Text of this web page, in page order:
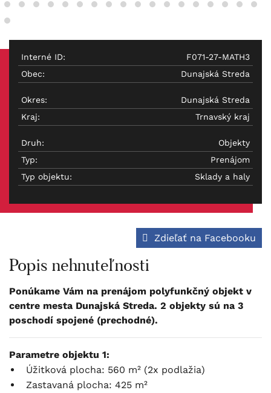
Interné ID:
F071-27-MATH3
Obec:
Dunajská Streda
Okres:
Dunajská Streda
Kraj:
Trnavský kraj
Druh:
Objekty
Typ:
Prenájom
Typ objektu:
Sklady a haly
Popis nehnuteľnosti
Zdieľať na Facebooku
Ponúkame Vám na prenájom polyfunkčný objekt v
centre mesta Dunajská Streda. 2 objekty sú na 3
poschodí spojené (prechodné).
Parametre objektu 1:
Úžitková plocha: 560 m² (2x podlažia)
Zastavaná plocha: 425 m²